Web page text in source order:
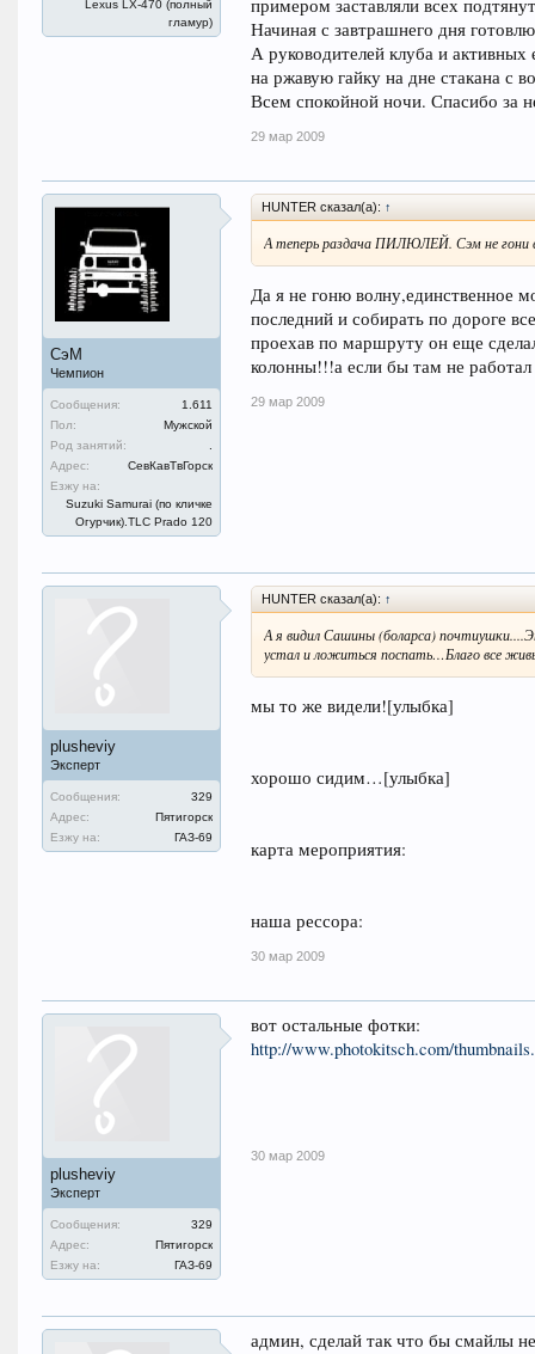
Lexus LX-470 (полный
гламур)
примером заставляли всех
Начиная с завтрашнего дня
А руководителей клуба и
на ржавую гайку на дне стакана с
Всем спокойной ночи. Спасибо за
29 мар 2009
СэМ
Чемпион
Сообщения:
1.611
Пол:
Мужской
Род занятий:
Адрес:
СевКавТвГорск
Езжу на:
Suzuki Samurai (по кличке
Огурчик).TLC Prado 120
HUNTER сказал(а): ↑
А теперь раздача ПИЛЮЛЕЙ. Сэм не гони
Да я не гоню волну,единственное
последний и собирать по дороге
проехав по маршруту он еще
колонны!!!а если бы там не
29 мар 2009
plusheviy
Эксперт
Сообщения:
329
Адрес:
Пятигорск
Езжу на:
ГАЗ-69
HUNTER сказал(а): ↑
А я видил Сашины (боларса)
устал и ложиться поспать…Благо все
мы то же видели![улыбка]
хорошо сидим…[улыбка]
карта мероприятия:
наша рессора:
30 мар 2009
plusheviy
Эксперт
Сообщения:
329
Адрес:
Пятигорск
Езжу на:
ГАЗ-69
вот остальные фотки:
http://www.photokitsch.com/
30 мар 2009
админ, сделай так что бы смайлы